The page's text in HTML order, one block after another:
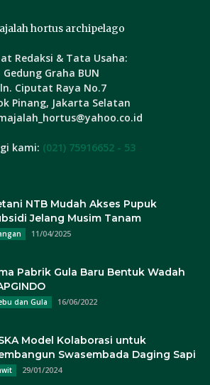
Redaksi & Tata Usaha:
Gedung Graha BUN
Ciputat Raya No.7
Pinang, Jakarta Selatan
kami: (021) 75916652 - 53
NTB Mudah Akses Pupuk
Jelang Musim Tanam
11/04/2025
Pabrik Gula Baru Bentuk Wadah
dan Gula 16/06/2022
Model Kolaborasi untuk
Swasembada Daging Sapi
29/01/2024